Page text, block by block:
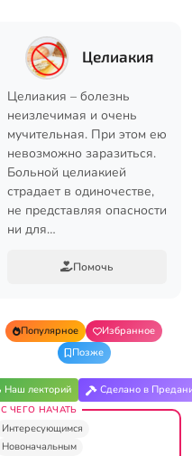
Целиакия
Целиакия – болезнь
неизлечимая и очень
мучительная. При этом ею
невозможно заразиться.
Больной целиакией
страдает в одиночестве,
не представляя опасности
ни для…
Помочь
Популярное
Избранное
Позже
Наш лекторий Сделано в
С ЧЕГО НАЧАТЬ
Интересующимся
Новоначальным